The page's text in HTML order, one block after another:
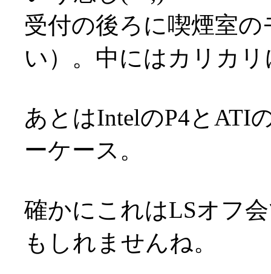
受付の後ろに喫煙室
い）。中にはカリカ
あとはIntelのP4とATI
ーケース。
確かにこれはLSオフ
もしれませんね。